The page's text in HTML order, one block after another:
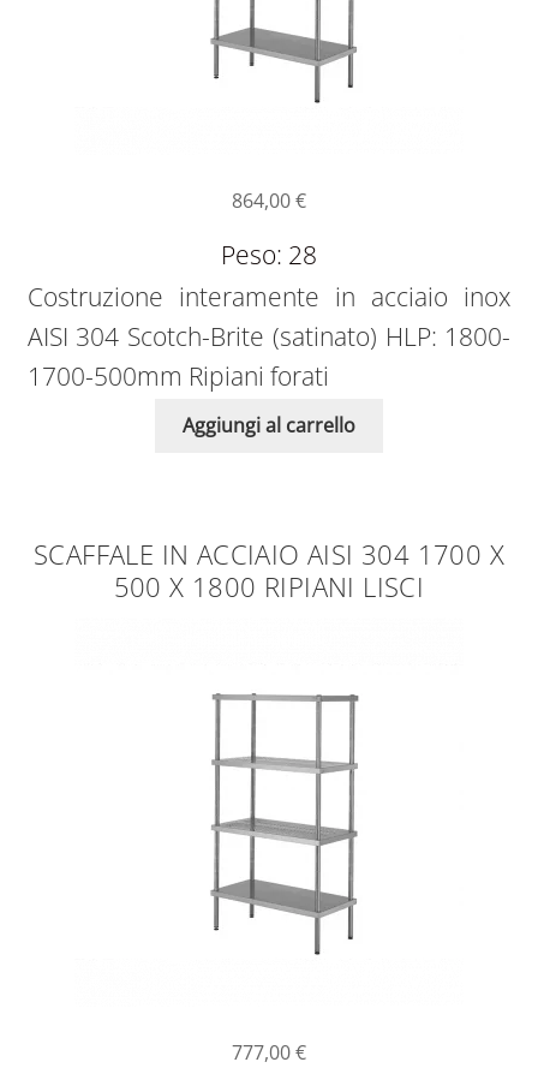
864,00€
Peso: 28
Costruzione interamente in acciaio inox
AISI 304 Scotch-Brite (satinato) HLP: 1800-
1700-500mm Ripiani forati
Aggiungi al carrello
SCAFFALE IN ACCIAIO AISI 304 1700 X
500 X 1800 RIPIANI LISCI
777,00€